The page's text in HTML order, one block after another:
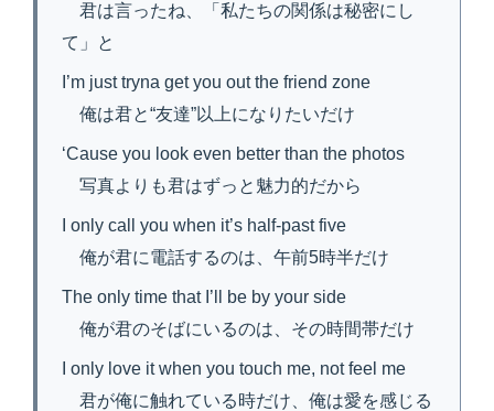
君は言ったね、「私たちの関係は秘密にし
て」と
I’m just tryna get you out the friend zone
俺は君と“友達”以上になりたいだけ
‘Cause you look even better than the photos
写真よりも君はずっと魅力的だから
I only call you when it’s half-past five
俺が君に電話するのは、午前5時半だけ
The only time that I’ll be by your side
俺が君のそばにいるのは、その時間帯だけ
I only love it when you touch me, not feel me
君が俺に触れている時だけ、俺は愛を感じる